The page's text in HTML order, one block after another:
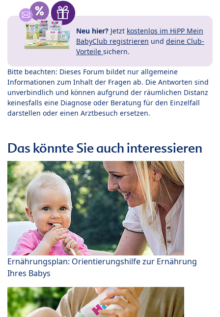
Neu hier? Jetzt kostenlos im HiPP Mein
BabyClub registrieren und deine Club-
Vorteile sichern.
Bitte beachten: Dieses Forum bildet nur allgemeine
Informationen zum Inhalt der Fragen ab. Die Antworten sind
unverbindlich und können aufgrund der räumlichen Distanz
keinesfalls eine Diagnose oder Beratung für den Einzelfall
darstellen oder einen Arztbesuch ersetzen.
Das könnte Sie auch interessieren
Ernährungsplan: Orientierungshilfe zur Ernährung
Ihres Babys